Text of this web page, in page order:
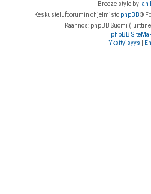
Breeze style by Ian
Keskustelufoorumin ohjelmisto phpBB®
Käännös: phpBB Suomi
phpBB
Yksityisyys